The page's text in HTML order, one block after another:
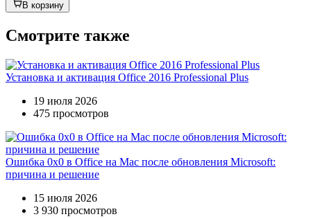
В корзину
Смотрите также
Установка и активация Office 2016 Professional Plus
19 июля 2026
475 просмотров
Ошибка 0x0 в Office на Mac после обновления Microsoft:
причина и решение
15 июля 2026
3 930 просмотров